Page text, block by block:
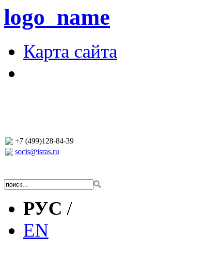
logo_name
Карта сайта
+7 (499)128-84-39
socis@isras.ru
РУС /
EN